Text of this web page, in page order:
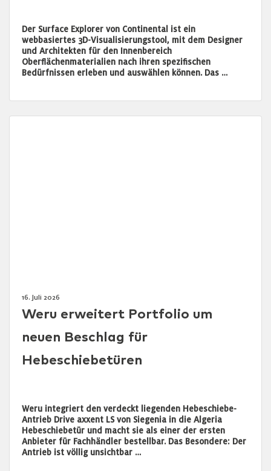
Der Surface Explorer von Continental ist ein
webbasiertes 3D-Visualisierungstool, mit dem Designer
und Architekten für den Innenbereich
Oberflächenmaterialien nach ihren spezifischen
Bedürfnissen erleben und auswählen können. Das …
16. Juli 2026
Weru erweitert Portfolio um
neuen Beschlag für
Hebeschiebetüren
Weru integriert den verdeckt liegenden Hebeschiebe-
Antrieb Drive axxent LS von Siegenia in die Algeria
Hebeschiebetür und macht sie als einer der ersten
Anbieter für Fachhändler bestellbar. Das Besondere: Der
Antrieb ist völlig unsichtbar …